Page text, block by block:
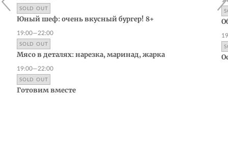
SOLD OUT
Юный шеф: очень вкусный бургер! 8+
19:00—22:00
SOLD OUT
Мясо в деталях: нарезка, маринад, жарка
19:00—22:00
SOLD OUT
Готовим вместе